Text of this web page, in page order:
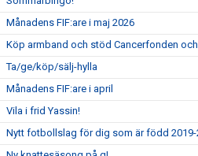
Månadens FIF:are i maj 2026
Köp armband och stöd Cancerfonden
Ta/ge/köp/sälj-hylla
Månadens FIF:are i april
Vila i frid Yassin!
Nytt fotbollslag för dig som är född 2019-